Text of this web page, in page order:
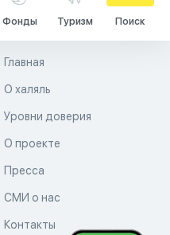
Фонды Туризм Поиск
Главная
О халяль
Уровни доверия
О проекте
Пресса
СМИ о нас
Контакты